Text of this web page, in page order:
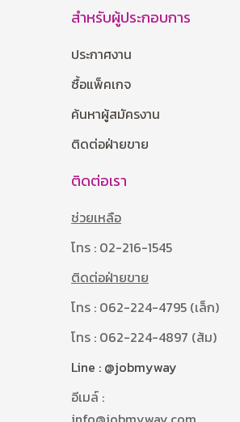
สำหรับผู้ประกอบการ
ประกาศงาน
ซื้อแพ็คเกจ
ค้นหาผู้สมัครงาน
ติดต่อฝ่ายขาย
ติดต่อเรา
ช่วยเหลือ
โทร : 02-216-1545
ติดต่อฝ่ายขาย
โทร : 062-224-4795 (เล็ก)
โทร : 062-224-4897 (ส้ม)
Line : @jobmyway
อีเมล์ :